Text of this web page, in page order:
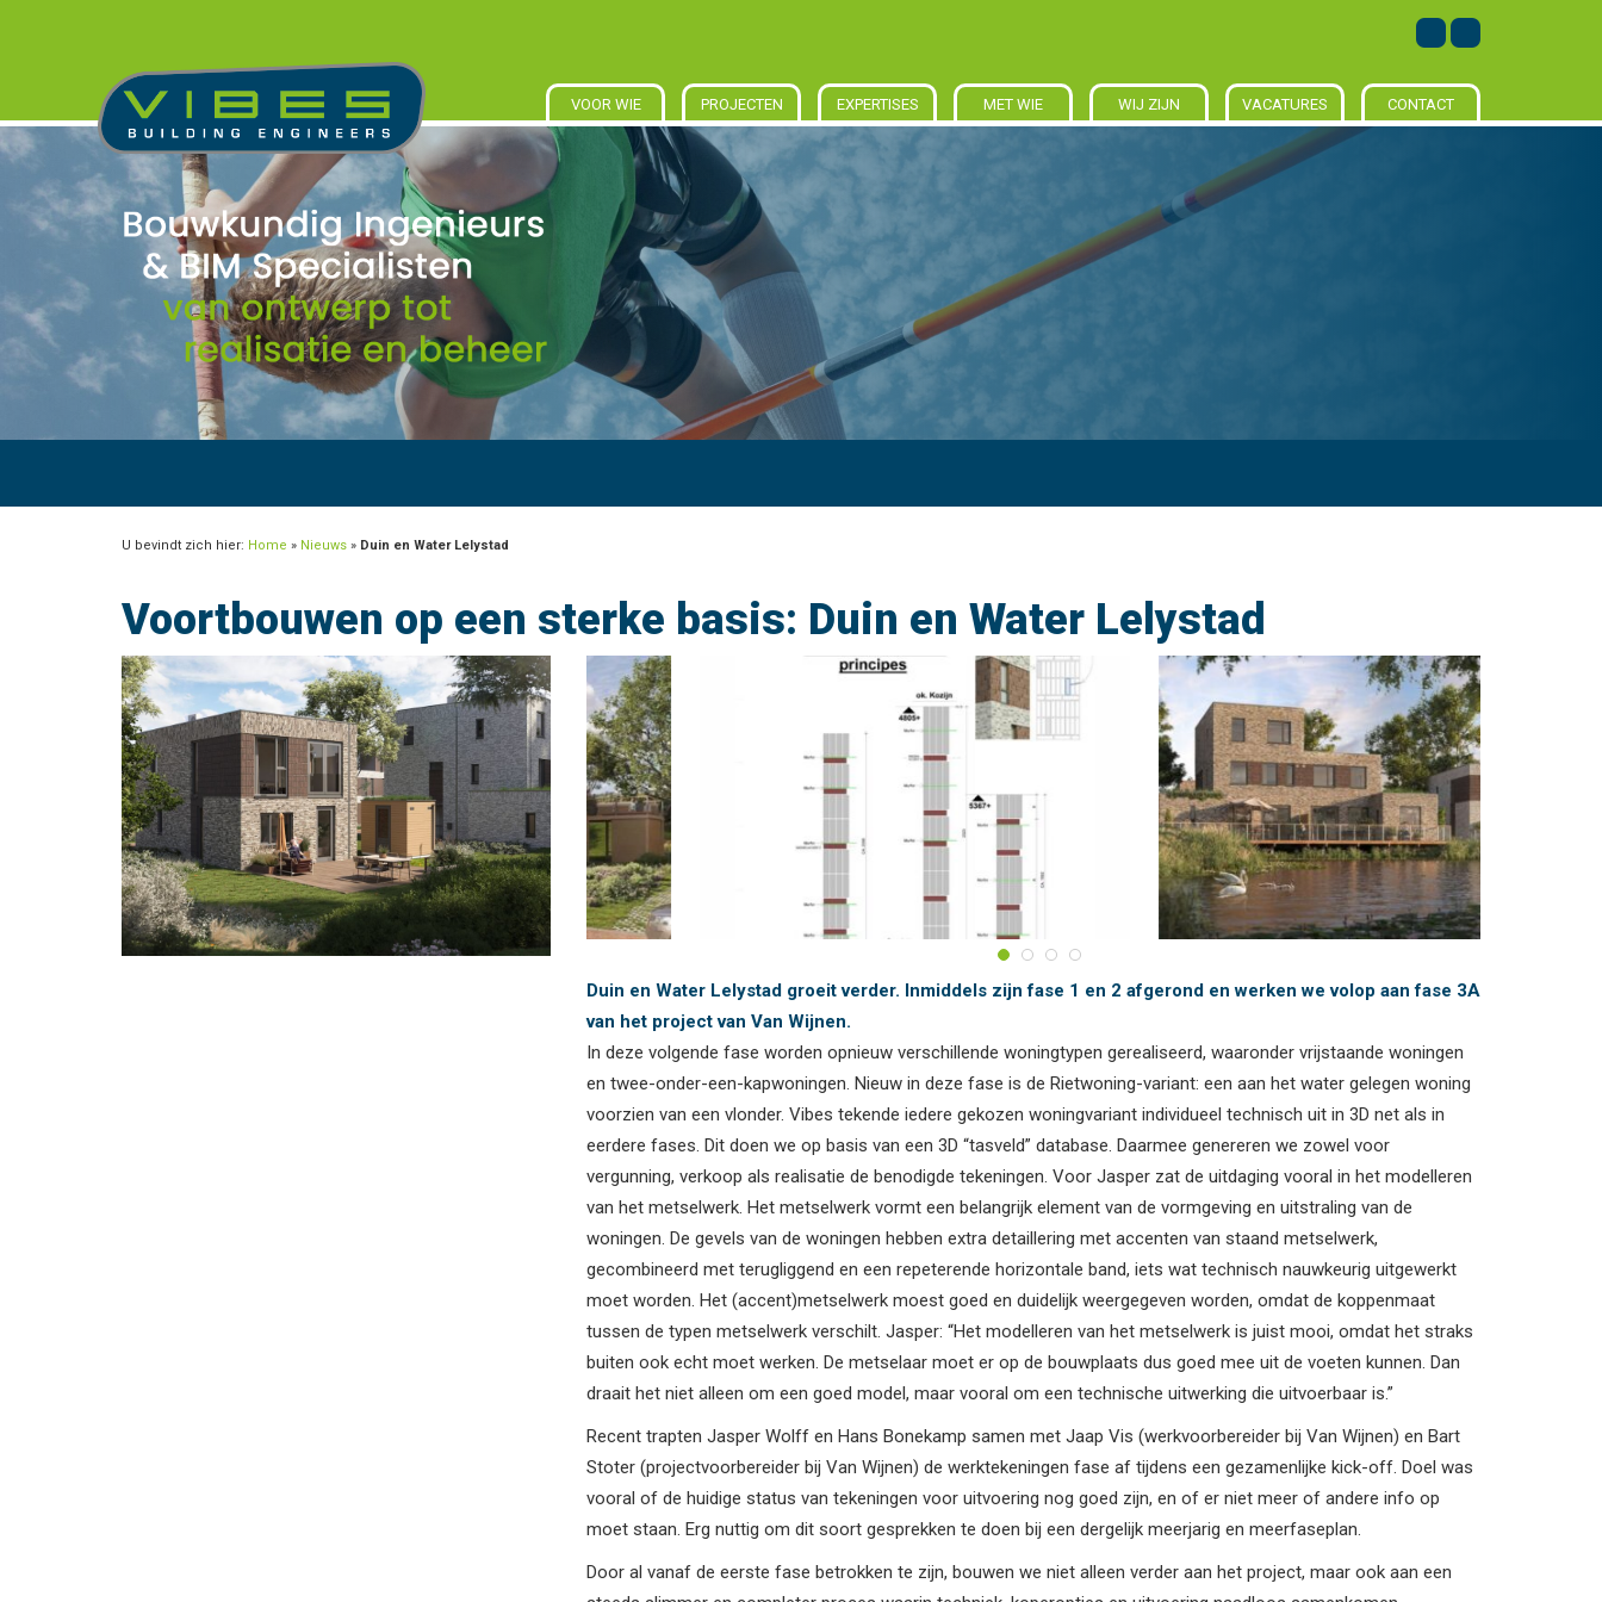
VOOR WIE PROJECTEN EXPERTISES MET WIE WIJ ZIJN VACATURES CONTACT
U bevindt zich hier: Home » Nieuws » Duin en Water Lelystad
Voortbouwen op een sterke basis: Duin en Water Lelystad
Duin en Water Lelystad groeit verder. Inmiddels zijn fase 1 en 2 afgerond en werken we volop aan fase 3A
van het project van Van Wijnen.
In deze volgende fase worden opnieuw verschillende woningtypen gerealiseerd, waaronder vrijstaande woningen
en twee-onder-een-kapwoningen. Nieuw in deze fase is de Rietwoning-variant: een aan het water gelegen woning
voorzien van een vlonder. Vibes tekende iedere gekozen woningvariant individueel technisch uit in 3D net als in
eerdere fases. Dit doen we op basis van een 3D “tasveld” database. Daarmee genereren we zowel voor
vergunning, verkoop als realisatie de benodigde tekeningen. Voor Jasper zat de uitdaging vooral in het modelleren
van het metselwerk. Het metselwerk vormt een belangrijk element van de vormgeving en uitstraling van de
woningen. De gevels van de woningen hebben extra detaillering met accenten van staand metselwerk,
gecombineerd met terugliggend en een repeterende horizontale band, iets wat technisch nauwkeurig uitgewerkt
moet worden. Het (accent)metselwerk moest goed en duidelijk weergegeven worden, omdat de koppenmaat
tussen de typen metselwerk verschilt. Jasper: “Het modelleren van het metselwerk is juist mooi, omdat het straks
buiten ook echt moet werken. De metselaar moet er op de bouwplaats dus goed mee uit de voeten kunnen. Dan
draait het niet alleen om een goed model, maar vooral om een technische uitwerking die uitvoerbaar is.”
Recent trapten Jasper Wolff en Hans Bonekamp samen met Jaap Vis (werkvoorbereider bij Van Wijnen) en Bart
Stoter (projectvoorbereider bij Van Wijnen) de werktekeningen fase af tijdens een gezamenlijke kick-off. Doel was
vooral of de huidige status van tekeningen voor uitvoering nog goed zijn, en of er niet meer of andere info op
moet staan. Erg nuttig om dit soort gesprekken te doen bij een dergelijk meerjarig en meerfaseplan.
Door al vanaf de eerste fase betrokken te zijn, bouwen we niet alleen verder aan het project, maar ook aan een